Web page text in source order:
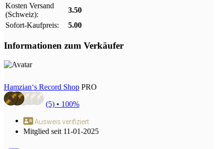
Kosten Versand
(Schweiz):
3.50
Sofort-Kaufpreis:
5.00
Informationen zum Verkäufer
Hamzian‘s Record Shop PRO
(5) • 100%
Ausweis verifiziert
Mitglied seit 11-01-2025